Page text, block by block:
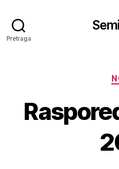
Pretraga